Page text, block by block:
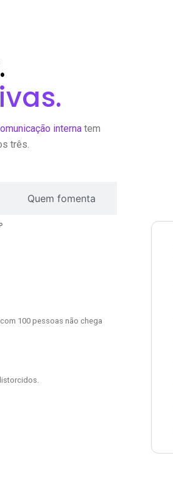
interna tem
três.
Quem fomenta
100 pessoas não chega